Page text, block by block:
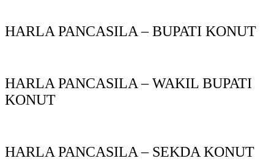
HARLA PANCASILA – BUPATI KONUT
HARLA PANCASILA – WAKIL BUPATI
KONUT
HARLA PANCASILA – SEKDA KONUT